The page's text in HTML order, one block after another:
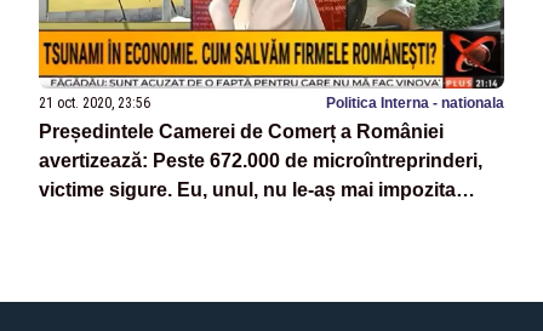
21 oct. 2020, 23:56 Politica Interna - nationala
Președintele Camerei de Comerț a României
avertizează: Peste 672.000 de microîntreprinderi,
victime sigure. Eu, unul, nu le-aș mai impozita